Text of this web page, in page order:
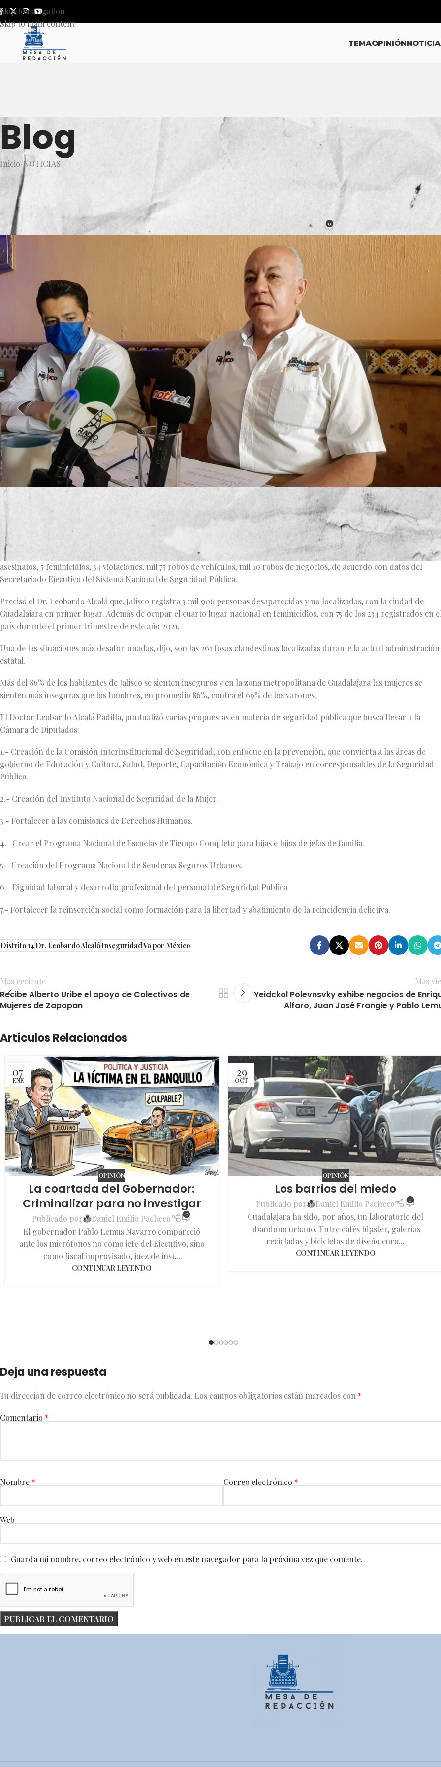
Skip to navigation
Skip to main content
TEMAOPINIÓN
Blog
Inicio NOTICIAS
Plantea el Dr. Leobardo Alcalá cambios de fondo que pongan
limite a la inseguridad
Activado 26 mayo, 2021 0
Luego de que el Doctor Leobardo Alcalá Padilla, denunció ante la Fiscalía General de Jalisco, el robo que sufrió en su casa de
campaña el pasado 20 de mayo y de donde se llevaron varias bicicletas, se tomó un tiempo para hablar de la inseguridad
se vive en este momento a nivel nacional y en Jalisco.
El abanderado de la Alianza Va por México a Diputado Federal, recordó que cada mes Jalisco registra un promedio de 150
asesinatos, 5 feminicidios, 34 violaciones, mil 75 robos de vehículos, mil 10 robos de negocios, de acuerdo con datos del
Secretariado Ejecutivo del Sistema Nacional de Seguridad Pública.
Precisó el Dr. Leobardo Alcalá que, Jalisco registra 3 mil 906 personas desaparecidas y no localizadas, con la ciudad de
Guadalajara en primer lugar. Además de ocupar el cuarto lugar nacional en feminicidios, con 75 de los 234 registrados en el
país durante el primer trimestre de este año 2021.
Una de las situaciones más desafortunadas, dijo, son las 261 fosas clandestinas localizadas durante la actual administración
estatal.
Más del 86% de los habitantes de Jalisco se sienten inseguros y en la zona metropolitana de Guadalajara las mujeres se
sienten más inseguras que los hombres, en promedio 86%, contra el 69% de los varones.
El Doctor Leobardo Alcalá Padilla, puntualizó varias propuestas en materia de seguridad pública que busca llevar a la
Cámara de Diputados:
1.- Creación de la Comisión Interinstitucional de Seguridad, con enfoque en la prevención, que convierta a las áreas de
gobierno de Educación y Cultura, Salud, Deporte, Capacitación Económica y Trabajo en corresponsables de la Seguridad
Pública.
2.- Creación del Instituto Nacional de Seguridad de la Mujer.
3.- Fortalecer a las comisiones de Derechos Humanos.
4.- Crear el Programa Nacional de Escuelas de Tiempo Completo para hijas e hijos de jefas de familia.
5.- Creación del Programa Nacional de Senderos Seguros Urbanos.
6.- Dignidad laboral y desarrollo profesional del personal de Seguridad Pública
7.- Fortalecer la reinserción social como formación para la libertad y abatimiento de la reincidencia delictiva.
Distrito 14Dr. Leobardo AlcaláInseguridadVa por México
Más reciente
Recibe Alberto Uribe el apoyo de Colectivos de
Mujeres de Zapopan
Más
Yeidckol Polevnsvky exhibe negocios de
Alfaro, Juan José Frangie y Pablo
Artículos Relacionados
07
ENE
OPINIÓN
La coartada del Gobernador:
Criminalizar para no investigar
Publicado por Daniel Emilio Pacheco 0
El gobernador Pablo Lemus Navarro compareció
ante los micrófonos no como jefe del Ejecutivo, sino
como fiscal improvisado, juez de inst...
CONTINUAR LEYENDO
29
OCT
OPINIÓN
Los barrios del miedo
Publicado por Daniel Emilio Pacheco 0
Guadalajara ha sido, por años, un laboratorio del
abandono urbano. Entre cafés hipster, galerías
recicladas y bicicletas de diseño euro...
CONTINUAR LEYENDO
Deja una respuesta
Tu dirección de correo electrónico no será publicada. Los campos obligatorios están marcados con *
Comentario *
Nombre * Correo electrónico *
Web
Guarda mi nombre, correo electrónico y web en este navegador para la próxima vez que comente.